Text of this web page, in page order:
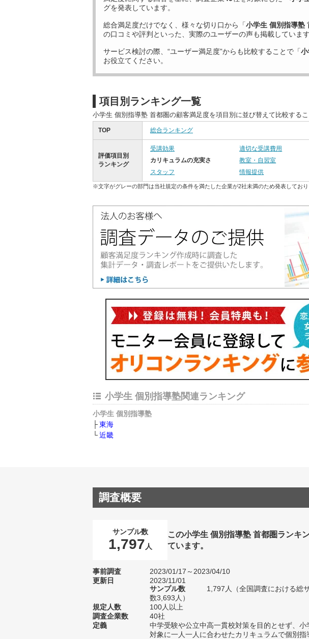
グを発表しています。
総合満足度だけでなく、様々な切り口から「小学生 個別指導塾
の口コミや評判といった、実際のユーザーの声も掲載しています
サービス検討の際、“ユーザー満足度”からも比較することで「
お役立てください。
項目別ランキング一覧
小学生 個別指導塾 首都圏の顧客満足度を項目別に並び替えて比較するこ
TOP 総合ランキング
評価項目別
ランキング
受講効果 適切な受講費用
カリキュラムの充実さ
教室・自習室
スタッフ
情報提供
※文字がグレーの部門は当社規定の条件を満たした企業が2社未満のため発表しており
小学生 個別指導塾関連ランキング
小学生 個別指導塾
東海
近畿
調査概要
サンプル数
1,797 人
この小学生 個別指導塾 首都圏ランキ
ています。
事前調査
2023/01/17～2023/04/10
更新日
2023/11/01
サンプル数
1,797人（全国調査における総
数3,693人）
規定人数
100人以上
調査企業数
40社
定義
中学受験や公立中高一貫校対策を目的とせず、小
対象に一人一人に合わせたカリキュラムで個別指